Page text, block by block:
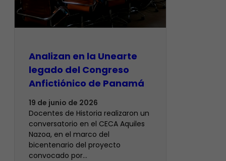
Analizan en la Unearte
legado del Congreso
Anfictiónico de Panamá
19 de junio de 2026
Docentes de Historia realizaron un
conversatorio en el CECA Aquiles
Nazoa, en el marco del
bicentenario del proyecto
convocado por…